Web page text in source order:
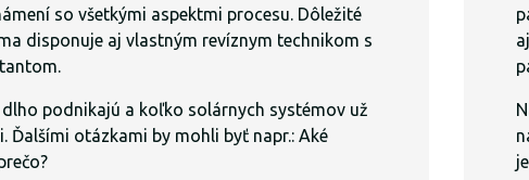
so všetkými aspektmi procesu. Dôležité
disponuje aj vlastným revíznym technikom s
podnikajú a koľko solárnych systémov už
Ďalšími otázkami by mohli byť napr.: Aké